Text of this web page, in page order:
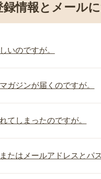
録情報とメール
いのですが。
ガジンが届くのですが。
てしまったのですが。
たはメールアドレスとパ